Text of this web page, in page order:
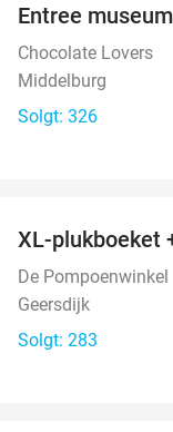
Entree
Chocolate Lovers
Middelburg
Solgt: 326
XL-plukboeket
De Pompoenwinkel
Geersdijk
Solgt: 283